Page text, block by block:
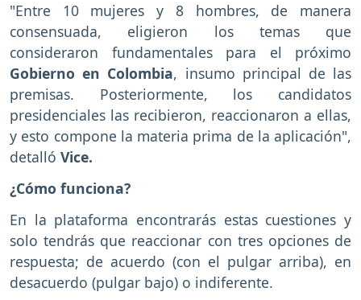
"Entre 10 mujeres y 8 hombres, de manera
consensuada, eligieron los temas que
consideraron fundamentales para el próximo
Gobierno en Colombia, insumo principal de las
premisas. Posteriormente, los candidatos
presidenciales las recibieron, reaccionaron a ellas,
y esto compone la materia prima de la aplicación",
detalló Vice.
¿Cómo funciona?
En la plataforma encontrarás estas cuestiones y
solo tendrás que reaccionar con tres opciones de
respuesta; de acuerdo (con el pulgar arriba), en
desacuerdo (pulgar bajo) o indiferente.